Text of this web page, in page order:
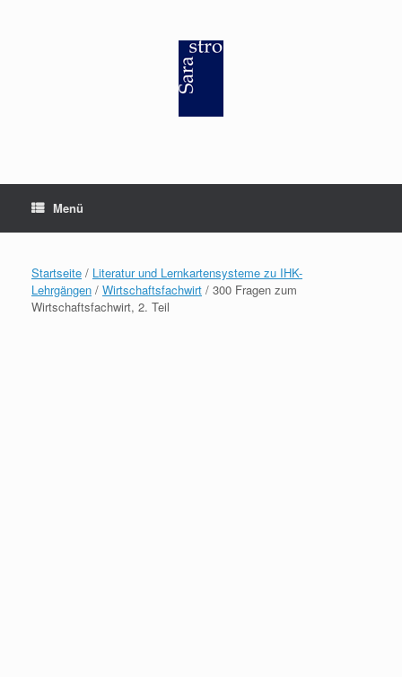
Menü
Startseite / Literatur und Lernkartensysteme zu IHK-
Lehrgängen / Wirtschaftsfachwirt / 300 Fragen zum
Wirtschaftsfachwirt, 2. Teil